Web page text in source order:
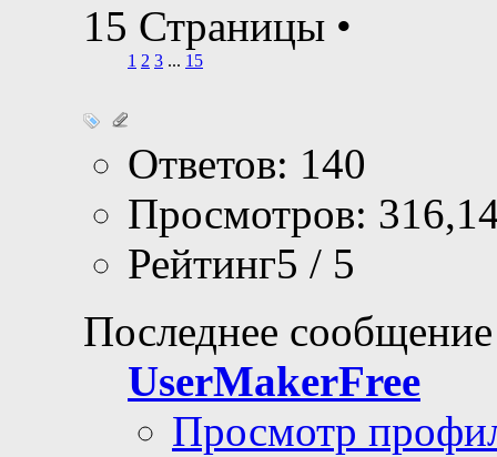
15 Страницы •
1 2 3 ... 15
Ответов: 140
Просмотров:
Рейтинг5 / 5
Последнее
UserMakerFree
Просмотр